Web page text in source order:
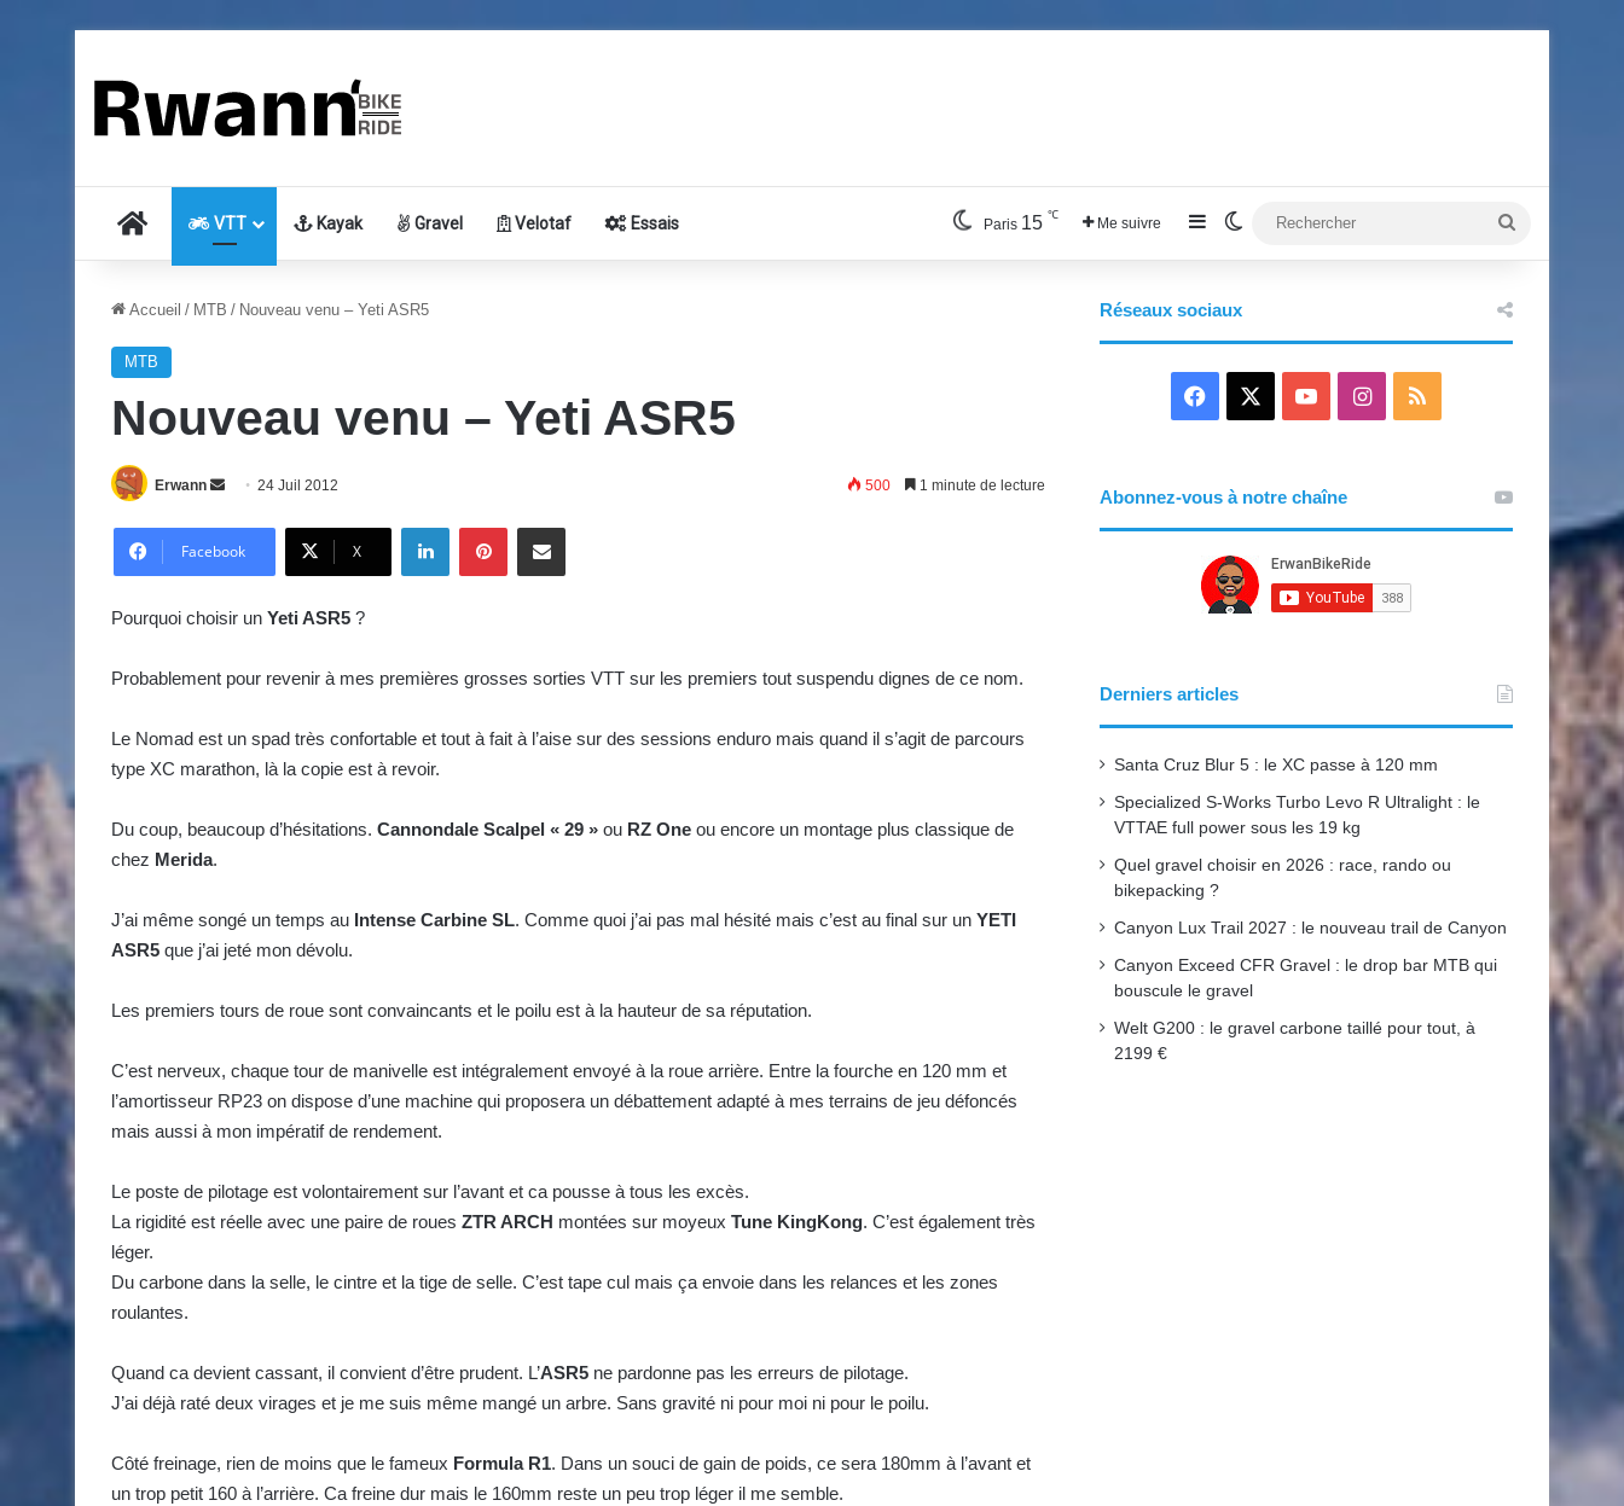
Accueil VTT Kayak Gravel Velotaf Essais Paris 15 ℃ Me suivre Sidebar (barre latérale)
Switch skin
Accueil / MTB / Nouveau venu – Yeti ASR5
MTB
Nouveau venu – Yeti ASR5
Erwann
o
u
c
o
r
e
l
24 Juil 2012 500 1 minute de lecture
Facebook X
Pourquoi choisir un Yeti ASR5 ?
Probablement pour revenir à mes premières grosses sorties VTT sur les premiers tout suspendu dignes de ce nom.
Le Nomad est un spad très confortable et tout à fait à l’aise sur des sessions enduro mais quand il s’agit de parcours
type XC marathon, là la copie est à revoir.
Du coup, beaucoup d’hésitations. Cannondale Scalpel « 29 » ou RZ One ou encore un montage plus classique de
chez Merida.
J’ai même songé un temps au Intense Carbine SL. Comme quoi j’ai pas mal hésité mais c’est au final sur un YETI
ASR5 que j’ai jeté mon dévolu.
Les premiers tours de roue sont convaincants et le poilu est à la hauteur de sa réputation.
C’est nerveux, chaque tour de manivelle est intégralement envoyé à la roue arrière. Entre la fourche en 120 mm et
l’amortisseur RP23 on dispose d’une machine qui proposera un débattement adapté à mes terrains de jeu défoncés
mais aussi à mon impératif de rendement.
Le poste de pilotage est volontairement sur l’avant et ca pousse à tous les excès.
La rigidité est réelle avec une paire de roues ZTR ARCH montées sur moyeux Tune KingKong. C’est également très
léger.
Du carbone dans la selle, le cintre et la tige de selle. C’est tape cul mais ça envoie dans les relances et les zones
roulantes.
Quand ca devient cassant, il convient d’être prudent. L’ASR5 ne pardonne pas les erreurs de pilotage.
J’ai déjà raté deux virages et je me suis même mangé un arbre. Sans gravité ni pour moi ni pour le poilu.
Côté freinage, rien de moins que le fameux Formula R1. Dans un souci de gain de poids, ce sera 180mm à l’avant et
un trop petit 160 à l’arrière. Ca freine dur mais le 160mm reste un peu trop léger il me semble.
Réseaux sociaux
c
b
o
k
u
u
I
a
a
Abonnez-vous à notre chaîne
Derniers articles
Santa Cruz Blur 5 : le XC passe à 120 mm
Specialized S-Works Turbo Levo R Ultralight : le
VTTAE full power sous les 19 kg
Quel gravel choisir en 2026 : race, rando ou
bikepacking ?
Canyon Lux Trail 2027 : le nouveau trail de Canyon
Canyon Exceed CFR Gravel : le drop bar MTB qui
bouscule le gravel
Welt G200 : le gravel carbone taillé pour tout, à
2199 €